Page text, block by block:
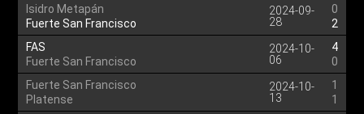
Isidro Metapán
Fuerte San Francisco
2024-09-
28
0
2
FAS
Fuerte San Francisco
2024-10-
06
4
0
Fuerte San Francisco
Platense
2024-10-
13
1
1